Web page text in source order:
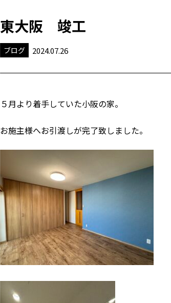
東大阪 竣工
ブログ 2024.07.26
５月より着手していた小阪の家。
お施主様へお引渡しが完了致しました。